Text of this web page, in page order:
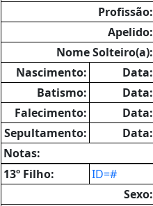
Profissão:
Apelido:
Nome Solteiro(a):
Nascimento:
Data:
Batismo:
Data:
Falecimento:
Data:
Sepultamento:
Data:
Notas:
13º Filho:
ID=#
Sexo: